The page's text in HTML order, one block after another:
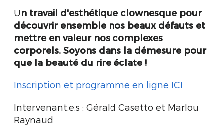
Un travail d'esthétique clownesque pour
découvrir ensemble nos beaux défauts et
mettre en valeur nos complexes
corporels. Soyons dans la démesure pour
que la beauté du rire éclate !
Inscription et programme en ligne ICI
Intervenant.e.s : Gérald Casetto et Marlou
Raynaud